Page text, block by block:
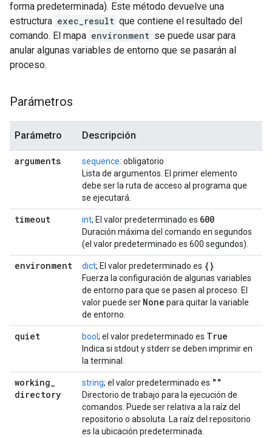
forma predeterminada). Este método devuelve una
estructura exec_result que contiene el resultado del
comando. El mapa environment se puede usar para
anular algunas variables de entorno que se pasarán al
proceso.
Parámetros
Parámetro Descripción
arguments sequence: obligatorio
Lista de argumentos. El primer elemento
debe ser la ruta de acceso al programa que
se ejecutará.
timeout int; El valor predeterminado es 600
Duración máxima del comando en segundos
(el valor predeterminado es 600 segundos).
environment dict; El valor predeterminado es {}
Fuerza la configuración de algunas variables
de entorno para que se pasen al proceso. El
valor puede ser None para quitar la variable
de entorno.
quiet bool ; el valor predeterminado es True
Indica si stdout y stderr se deben imprimir en
la terminal.
working_
directory
string; el valor predeterminado es ""
Directorio de trabajo para la ejecución de
comandos. Puede ser relativa a la raíz del
repositorio o absoluta. La raíz del repositorio
es la ubicación predeterminada.